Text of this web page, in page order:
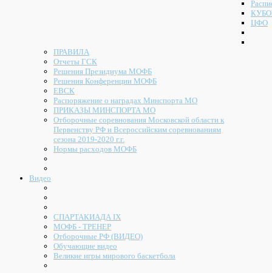
ЦФО
ПРАВИЛА
Отчеты ГСК
Решения Президиума МОФБ
Решения Конференции МОФБ
ЕВСК
Распоряжение о наградах Минспорта МО
ПРИКАЗЫ МИНСПОРТА МО
Отборочные соревнования Московской области к
Первенству РФ и Всероссийским соревнованиям
сезона 2019-2020 г.г.
Нормы расходов МОФБ
Видео
СПАРТАКИАДА IX
МОФБ - ТРЕНЕР
Отборочные РФ (ВИДЕО)
Обучающие видео
Великие игры мирового баскетбола